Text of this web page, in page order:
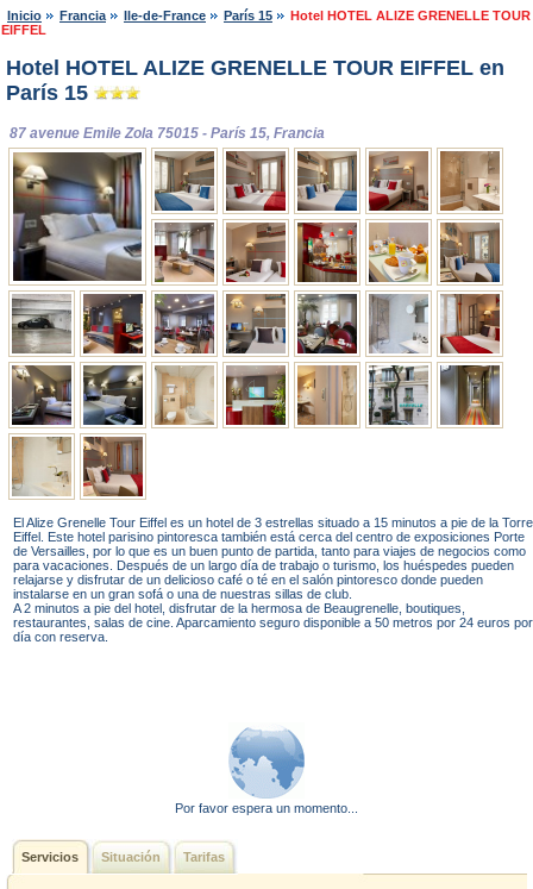
Inicio Francia Ile-de-France París 15
Hotel HOTEL ALIZE GRENELLE TOUR
EIFFEL
Hotel HOTEL ALIZE GRENELLE TOUR EIFFEL en
París 15
87 avenue Emile Zola 75015 - París 15, Francia
El Alize Grenelle Tour Eiffel es un hotel de 3 estrellas situado a 15 minutos a pie de la Torre
Eiffel. Este hotel parisino pintoresca también está cerca del centro de exposiciones Porte
de Versailles, por lo que es un buen punto de partida, tanto para viajes de negocios como
para vacaciones. Después de un largo día de trabajo o turismo, los huéspedes pueden
relajarse y disfrutar de un delicioso café o té en el salón pintoresco donde pueden
instalarse en un gran sofá o una de nuestras sillas de club.
A 2 minutos a pie del hotel, disfrutar de la hermosa de Beaugrenelle, boutiques,
restaurantes, salas de cine. Aparcamiento seguro disponible a 50 metros por 24 euros por
día con reserva.
Por favor espera un momento...
Servicios Situación Tarifas